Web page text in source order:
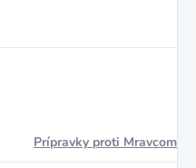
Prípravky proti Mravcom